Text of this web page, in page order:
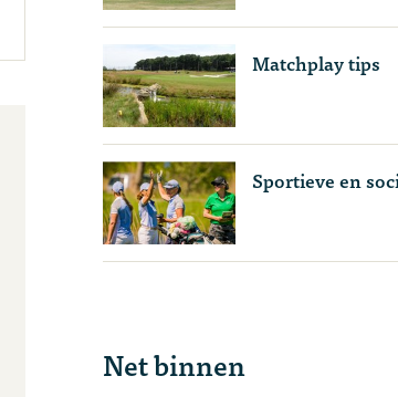
Matchplay tips
Sportieve en
Net binnen